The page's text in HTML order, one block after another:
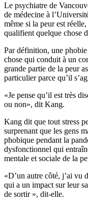
Le psychiatre de
de médecine à
même si la peur est
qualifient quelque chose
Par définition, une
chose qui conduit à un
grande partie de la peur
particulier parce qu’il
«Je pense qu’il est très
ou non», dit Kang.
Kang dit que tout stress
surprenant que les gens
phobique pendant la
dysfonctionnel qui
mentale et sociale de la
«D’un autre côté, j’ai vu
qui a un impact sur leur
de sortir », dit-elle.